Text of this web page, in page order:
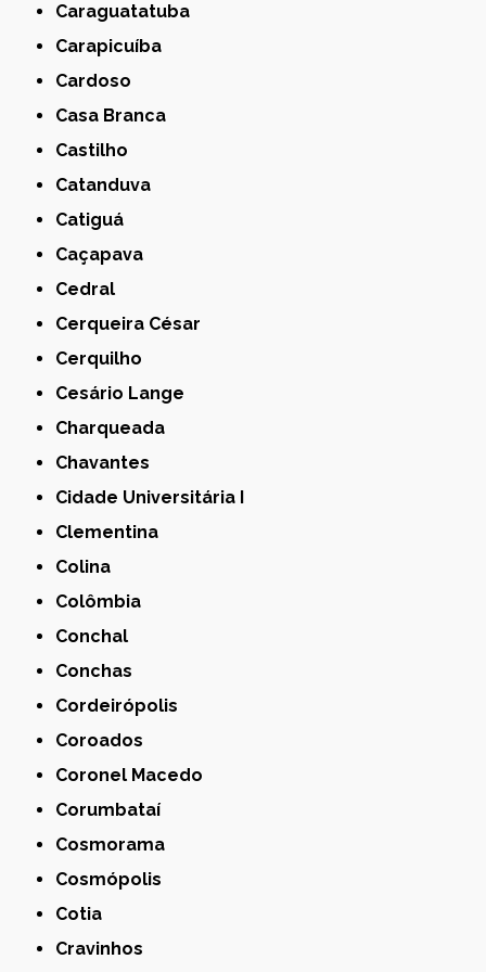
Caraguatatuba
Carapicuíba
Cardoso
Casa Branca
Castilho
Catanduva
Catiguá
Caçapava
Cedral
Cerqueira César
Cerquilho
Cesário Lange
Charqueada
Chavantes
Cidade Universitária I
Clementina
Colina
Colômbia
Conchal
Conchas
Cordeirópolis
Coroados
Coronel Macedo
Corumbataí
Cosmorama
Cosmópolis
Cotia
Cravinhos